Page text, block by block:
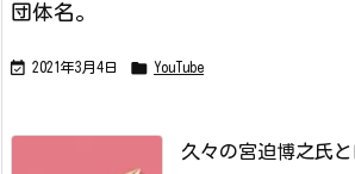
団体名。
 2021年3月4日  YouTube
久々の宮迫博之氏